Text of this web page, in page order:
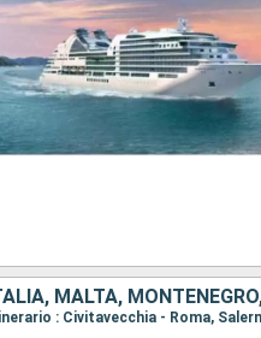
MALTA,
: Civitavecchia - Roma,